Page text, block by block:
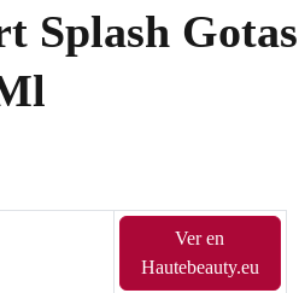
Splash Gotas
Ver en
Hautebeauty.eu